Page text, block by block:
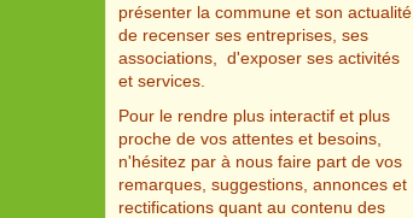
présenter la commune et son actualité,
de recenser ses entreprises, ses
associations, d'exposer ses activités
et services.
Pour le rendre plus interactif et plus
proche de vos attentes et besoins,
n'hésitez par à nous faire part de vos
remarques, suggestions, annonces et
rectifications quant au contenu des